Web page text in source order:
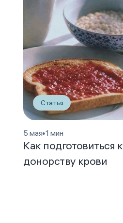
Статья
5 мая•1 мин
Как подготовиться к
донорству крови